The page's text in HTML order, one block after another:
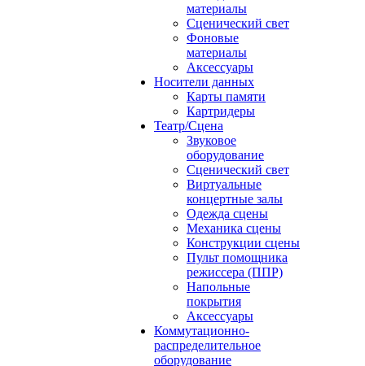
материалы
Сценический свет
Фоновые
материалы
Аксессуары
Носители данных
Карты памяти
Картридеры
Театр/Сцена
Звуковое
оборудование
Сценический свет
Виртуальные
концертные залы
Одежда сцены
Механика сцены
Конструкции сцены
Пульт помощника
режиссера (ППР)
Напольные
покрытия
Аксессуары
Коммутационно-
распределительное
оборудование